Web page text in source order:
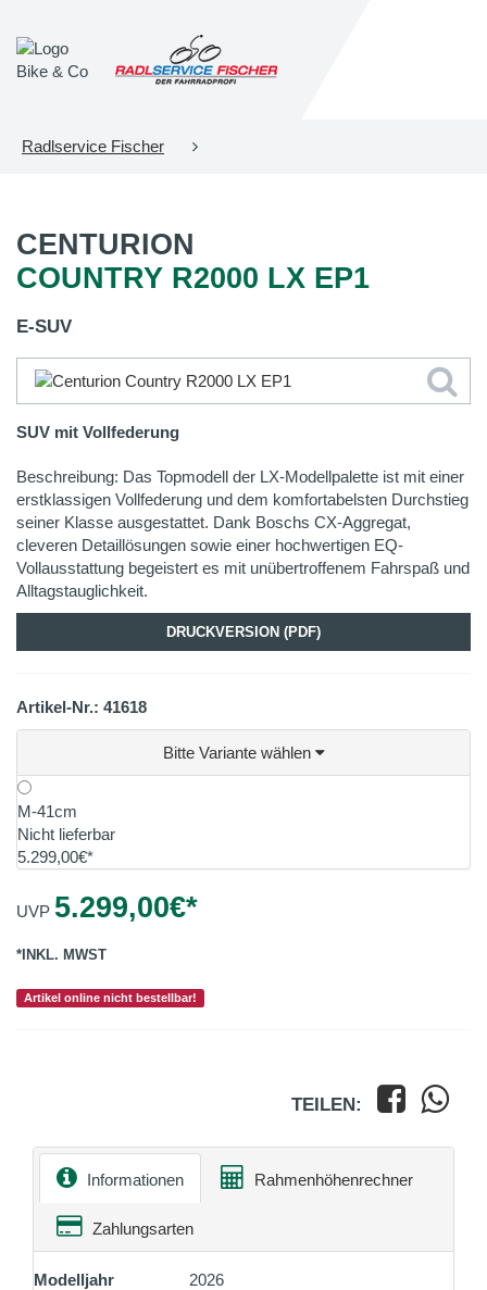
Radlservice Fischer
CENTURION
COUNTRY R2000 LX EP1
E-SUV
SUV mit Vollfederung
Beschreibung: Das Topmodell der LX-Modellpalette ist mit einer
erstklassigen Vollfederung und dem komfortabelsten Durchstieg
seiner Klasse ausgestattet. Dank Boschs CX-Aggregat,
cleveren Detaillösungen sowie einer hochwertigen EQ-
Vollausstattung begeistert es mit unübertroffenem Fahrspaß und
Alltagstauglichkeit.
DRUCKVERSION (PDF)
Artikel-Nr.: 41618
Bitte Variante wählen
M-41cm
Nicht lieferbar
5.299,00€*
UVP 5.299,00€*
*INKL. MWST
Artikel online nicht bestellbar!
TEILEN:
Informationen Rahmenhöhenrechner
Zahlungsarten
Modelljahr
2026